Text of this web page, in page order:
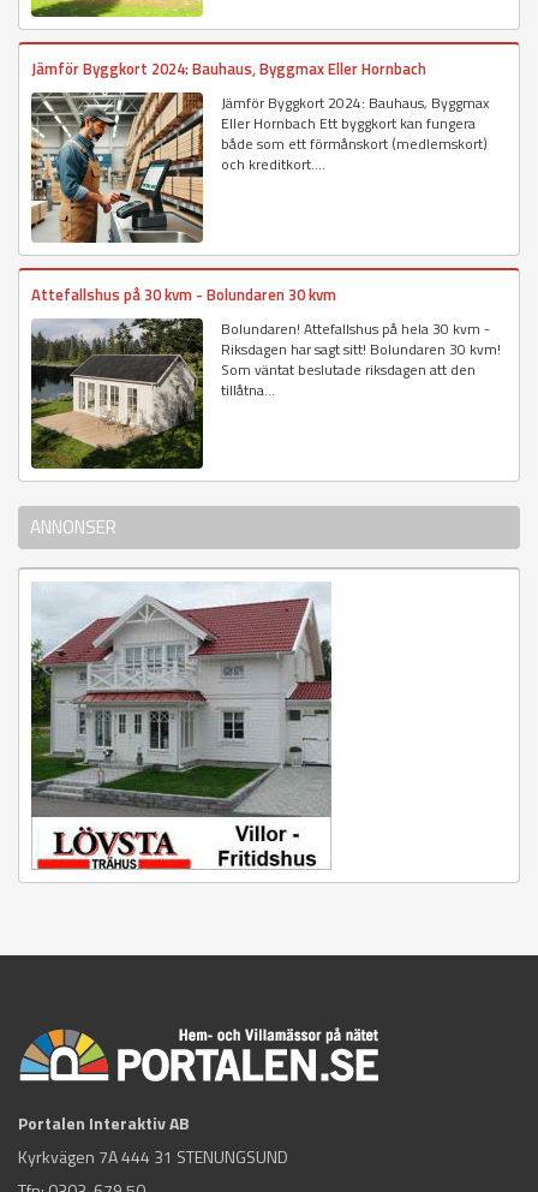
Jämför Byggkort 2024: Bauhaus, Byggmax Eller Hornbach
Jämför Byggkort 2024: Bauhaus, Byggmax
Eller Hornbach Ett byggkort kan fungera
både som ett förmånskort (medlemskort)
och kreditkort....
Attefallshus på 30 kvm - Bolundaren 30 kvm
Bolundaren! Attefallshus på hela 30 kvm -
Riksdagen har sagt sitt! Bolundaren 30 kvm!
Som väntat beslutade riksdagen att den
tillåtna...
ANNONSER
Portalen Interaktiv AB
Kyrkvägen 7A 444 31 STENUNGSUND